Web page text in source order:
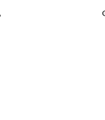
лифта 200 руб/этаж.